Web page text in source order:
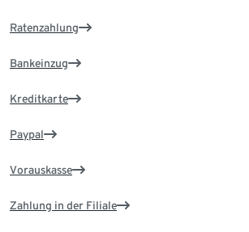
Ratenzahlung
Bankeinzug
Kreditkarte
Paypal
Vorauskasse
Zahlung in der Filiale